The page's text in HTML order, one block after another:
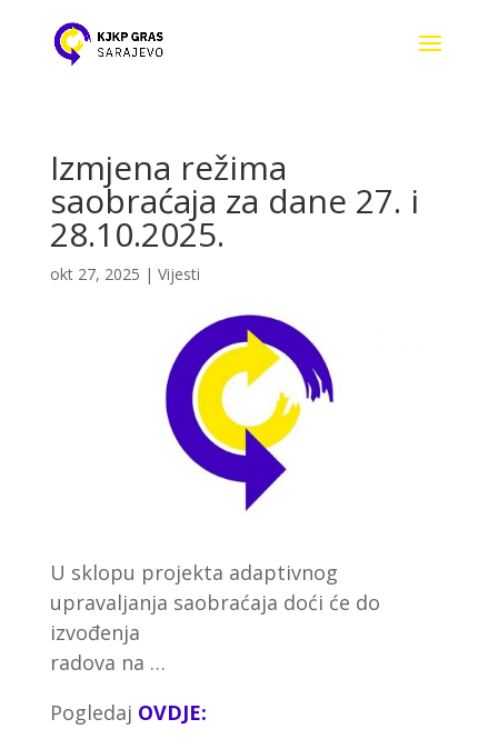
Izmjena režima
saobraćaja za dane 27. i
28.10.2025.
okt 27, 2025 | Vijesti
U sklopu projekta adaptivnog
upravaljanja saobraćaja doći će do
izvođenja
radova na …
Pogledaj OVDJE: